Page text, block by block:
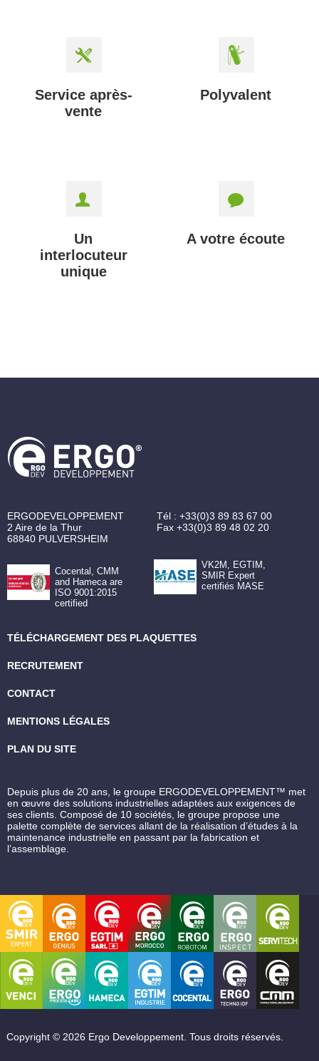
Service après-
vente
Polyvalent
Un
interlocuteur
unique
A votre écoute
ERGODEVELOPPEMENT
2 Aire de la Thur
68840 PULVERSHEIM
Tél :+33(0)3 89 83 67 00
Fax+33(0)3 89 48 02 20
Cocental, CMM
and Hameca are
ISO 9001:2015
certified
VK2M, EGTIM,
SMIR Expert
certifiés MASE
TÉLÉCHARGEMENT DES PLAQUETTES
RECRUTEMENT
CONTACT
MENTIONS LÉGALES
PLAN DU SITE
Depuis plus de 20 ans, le groupe ERGODEVELOPPEMENT™ met
en œuvre des solutions industrielles adaptées aux exigences de
ses clients. Composé de 10 sociétés, le groupe propose une
palette complète de services allant de la réalisation d’études à la
maintenance industrielle en passant par la fabrication et
l’assemblage.
Copyright © 2026 Ergo Developpement. Tous droits réservés.